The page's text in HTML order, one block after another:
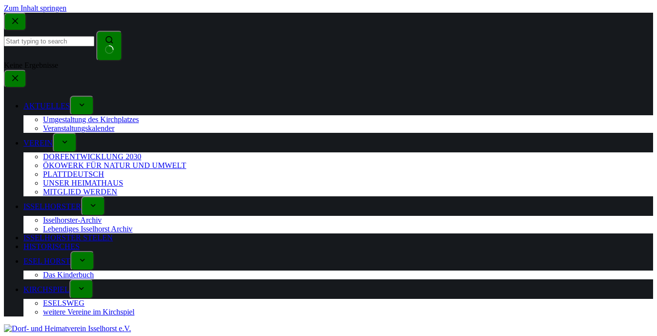
Zum Inhalt springen
Keine Ergebnisse
AKTUELLES
Umgestaltung des Kirchplatzes
Veranstaltungskalender
VEREIN
DORFENTWICKLUNG 2030
ÖKOWERK FÜR NATUR UND UMWELT
PLATTDEUTSCH
UNSER HEIMATHAUS
MITGLIED WERDEN
ISSELHORSTER
Isselhorster-Archiv
Lebendiges Isselhorst Archiv
ISSELHORSTER STELEN
HISTORISCHES
ESEL HORST
Das Kinderbuch
KIRCHSPIEL
ESELSWEG
weitere Vereine im Kirchspiel